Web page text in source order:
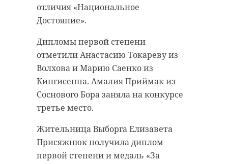
отличия «Национальное
Достояние».
Дипломы первой степени
отметили Анастасию Токареву из
Волхова и Марию Саенко из
Кингисеппа. Амалия Приймак из
Соснового Бора заняла на конкурсе
третье место.
Жительница Выборга Елизавета
Присяжнюк получила диплом
первой степени и медаль «За